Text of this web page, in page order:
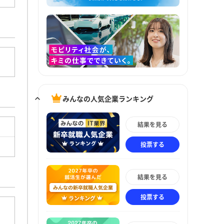
みんなの人気企業ランキング
結果を見る
投票する
結果を見る
投票する